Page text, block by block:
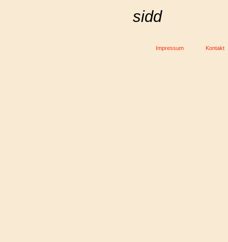
sidd
Impressum Kontakt